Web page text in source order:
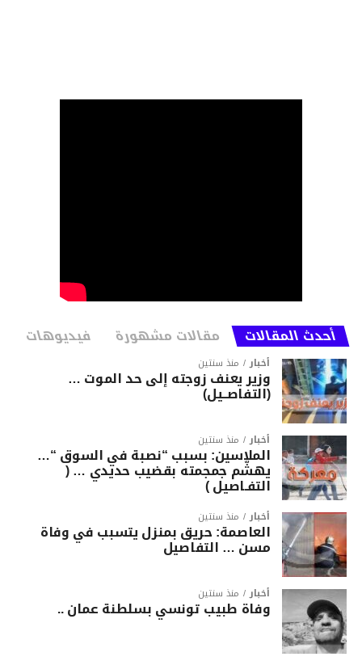
أحدث المقالات مقالات مشهورة فيديوهات
أخبار منذ سنتين
وزير يعنف زوجته إلى حد الموت …
(التفاصــيل)
أخبار منذ سنتين
الملاسين: بسبب “نصبة في السوق “…
يهشّم جمجمته بقضيب حديدي … (
التفـاصيل )
أخبار منذ سنتين
العاصمة: حريق بمنزل يتسبب في وفاة
مسن … التفاصيل
أخبار منذ سنتين
وفاة طبيب تونسي بسلطنة عمان ..